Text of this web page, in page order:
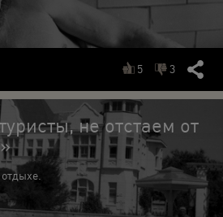
5 3
не отстаем от